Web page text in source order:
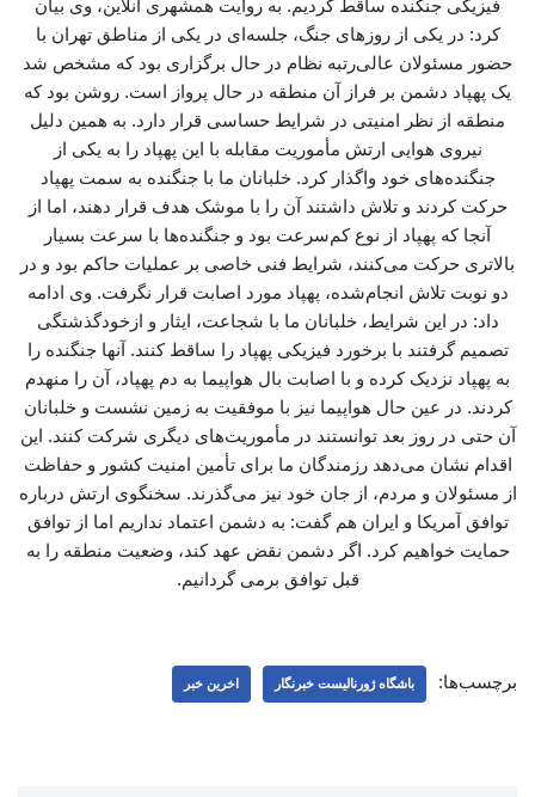
فیزیکی جنگنده ساقط کردیم. به روایت همشهری آنلاین، وی بیان
کرد: در یکی از روزهای جنگ، جلسه‌ای در یکی از مناطق تهران با
حضور مسئولان عالی‌رتبه نظام در حال برگزاری بود که مشخص شد
یک پهپاد دشمن بر فراز آن منطقه در حال پرواز است. روشن بود که
منطقه از نظر امنیتی در شرایط حساسی قرار دارد. به همین دلیل
نیروی هوایی ارتش مأموریت مقابله با این پهپاد را به یکی از
جنگنده‌های خود واگذار کرد. خلبانان ما با جنگنده به سمت پهپاد
حرکت کردند و تلاش داشتند آن را با موشک هدف قرار دهند، اما از
آنجا که پهپاد از نوع کم‌سرعت بود و جنگنده‌ها با سرعت بسیار
بالاتری حرکت می‌کنند، شرایط فنی خاصی بر عملیات حاکم بود و در
دو نوبت تلاش انجام‌شده، پهپاد مورد اصابت قرار نگرفت. وی ادامه
داد: در این شرایط، خلبانان ما با شجاعت، ایثار و ازخودگذشتگی
تصمیم گرفتند با برخورد فیزیکی پهپاد را ساقط کنند. آنها جنگنده را
به پهپاد نزدیک کرده و با اصابت بال هواپیما به دم پهپاد، آن را منهدم
کردند. در عین حال هواپیما نیز با موفقیت به زمین نشست و خلبانان
آن حتی در روز بعد توانستند در مأموریت‌های دیگری شرکت کنند. این
اقدام نشان می‌دهد رزمندگان ما برای تأمین امنیت کشور و حفاظت
از مسئولان و مردم، از جان خود نیز می‌گذرند. سخنگوی ارتش درباره
توافق آمریکا و ایران هم گفت: به دشمن اعتماد نداریم اما از توافق
حمایت خواهیم کرد. اگر دشمن نقض عهد کند، وضعیت منطقه را به
قبل توافق برمی گردانیم.
برچسب‌ها: باشگاه ژورنالیست خبرنگار اخرین خبر